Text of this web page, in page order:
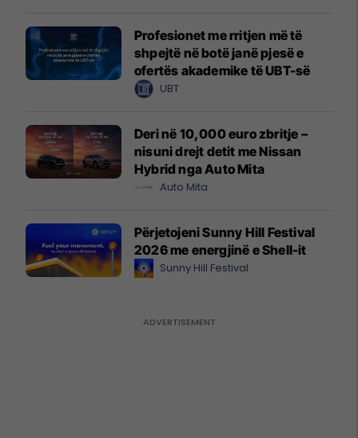
Profesionet me rritjen më të
shpejtë në botë janë pjesë e
ofertës akademike të UBT-së
UBT
Deri në 10,000 euro zbritje –
nisuni drejt detit me Nissan
Hybrid nga Auto Mita
Auto Mita
Përjetojeni Sunny Hill Festival
2026 me energjinë e Shell-it
Sunny Hill Festival